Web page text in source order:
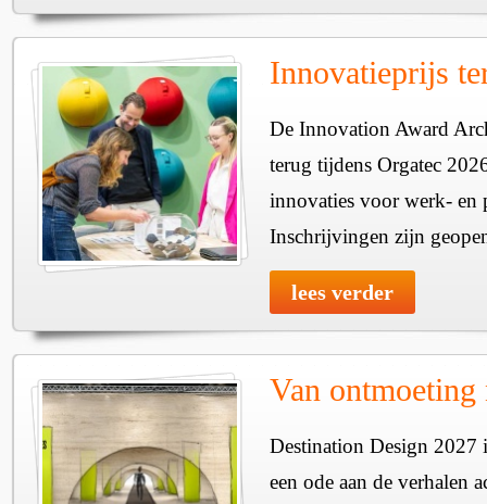
Innovatieprijs
De Innovation Award
terug tijdens Orgatec
innovaties voor werk- en
Inschrijvingen zijn
lees verder
Van
Destination Design 2027
een ode aan de verhalen